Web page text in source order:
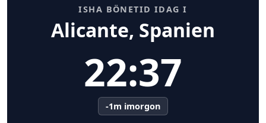
ISHA BÖNETID IDAG I
Alicante, Spanien
22:37
-1m imorgon